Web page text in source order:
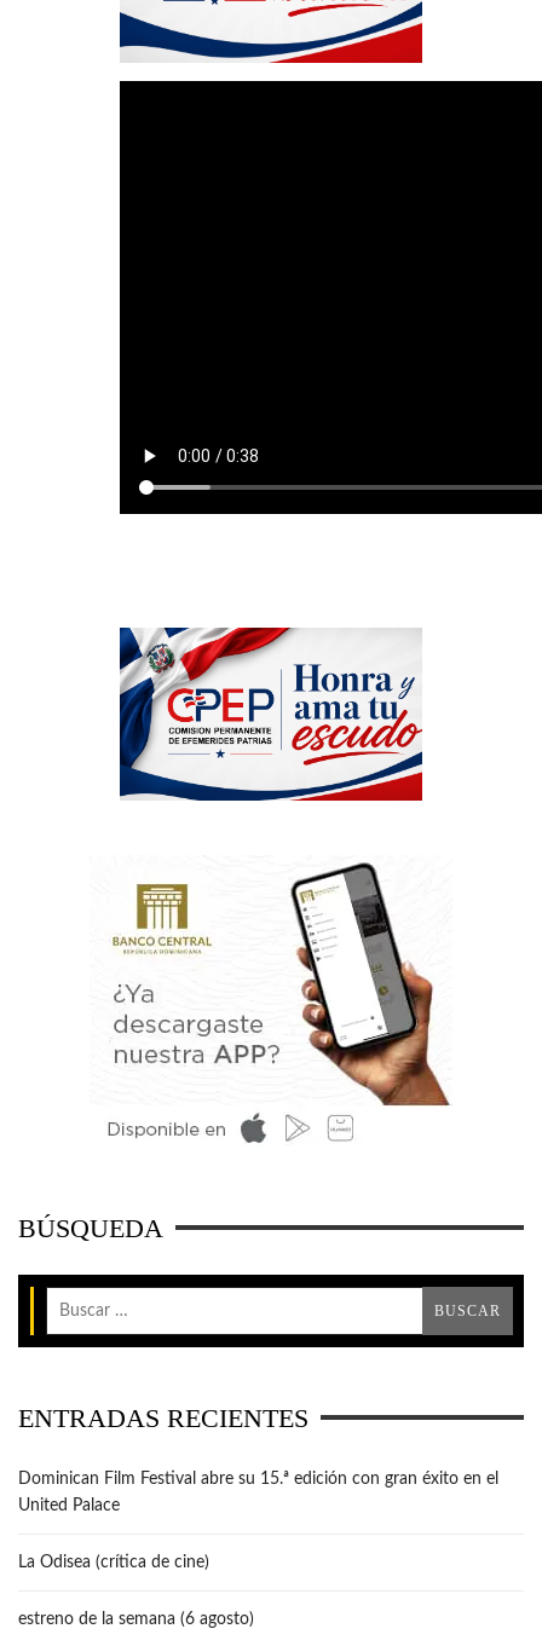
BÚSQUEDA
ENTRADAS RECIENTES
Dominican Film Festival abre su 15.ª edición con gran éxito en el
United Palace
La Odisea (crítica de cine)
estreno de la semana (6 agosto)